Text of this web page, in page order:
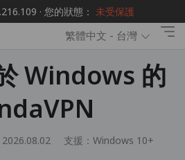
· 您的狀態： 未受保護
繁體中文 - 台灣
Windows 的
支援： Windows 10+